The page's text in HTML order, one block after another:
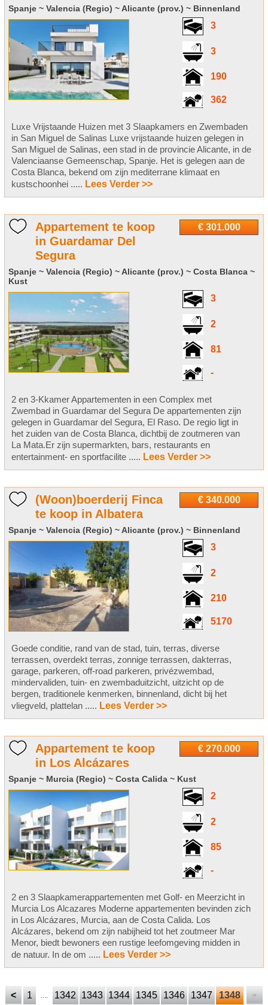
Spanje ~ Valencia (Regio) ~ Alicante (prov.) ~ Binnenland
3
3
190
362
Luxe Vrijstaande Huizen met 3 Slaapkamers en Zwembaden
in San Miguel de Salinas Luxe vrijstaande huizen gelegen in
San Miguel de Salinas, een stad in de provincie Alicante, in de
Valenciaanse Gemeenschap, Spanje. Het is gelegen aan de
Costa Blanca, bekend om zijn mediterrane klimaat en
kustschoonhei ..... Lees Verder >>
€ 301.000
Appartement te koop
in Guardamar Del
Segura
Spanje ~ Valencia (Regio) ~ Alicante (prov.) ~ Costa Blanca ~
Kust
3
2
81
-
2 en 3-Kkamer Appartementen in een Complex met
Zwembad in Guardamar del Segura De appartementen zijn
gelegen in Guardamar del Segura, El Raso. De regio ligt in
het zuiden van de Costa Blanca, dichtbij de zoutmeren van
La Mata.Er zijn supermarkten, bars, restaurants en
entertainment- en sportfacilite ..... Lees Verder >>
€ 340.000
(Woon)boerderij Finca
te koop in Albatera
Spanje ~ Valencia (Regio) ~ Alicante (prov.) ~ Binnenland
3
2
210
5170
Goede conditie, rand van de stad, tuin, terras, diverse
terrassen, overdekt terras, zonnige terrassen, dakterras,
garage, parkeren, off-road parkeren, privézwembad,
mindervaliden, tuin- en zwembaduitzicht, uitzicht op de
bergen, traditionele kenmerken, binnenland, dicht bij het
vliegveld, plattelan ..... Lees Verder >>
€ 270.000
Appartement te koop
in Los Alcázares
Spanje ~ Murcia (Regio) ~ Costa Calida ~ Kust
2
2
85
-
2 en 3 Slaapkamerappartementen met Golf- en Meerzicht in
Murcia Los Alcazares Moderne appartementen bevinden zich
in Los Alcázares, Murcia, aan de Costa Calida. Los
Alcázares, bekend om zijn nabijheid tot het zoutmeer Mar
Menor, biedt bewoners een rustige leefomgeving midden in
de natuur. In de om ..... Lees Verder >>
< 1 .... 1342 1343 1344 1345 1346 1347 1348 >